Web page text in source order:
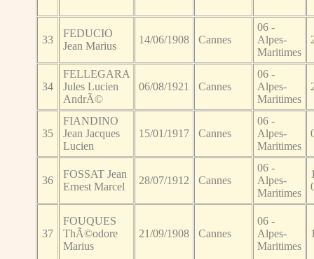
33
FEDUCIO
Jean Marius
14/06/1908 Cannes
06 -
Alpes-
Maritimes
34
FELLEGARA
Jules Lucien
AndrÃ©
06/08/1921 Cannes
06 -
Alpes-
Maritimes
35
FIANDINO
Jean Jacques
Lucien
15/01/1917 Cannes
06 -
Alpes-
Maritimes
36
FOSSAT Jean
Ernest Marcel
28/07/1912 Cannes
06 -
Alpes-
Maritimes
37
FOUQUES
ThÃ©odore
Marius
21/09/1908 Cannes
06 -
Alpes-
Maritimes